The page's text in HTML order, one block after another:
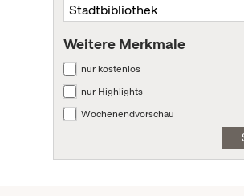
Weitere Merkmale
nur kostenlos
nur Highlights
Wochenendvorschau